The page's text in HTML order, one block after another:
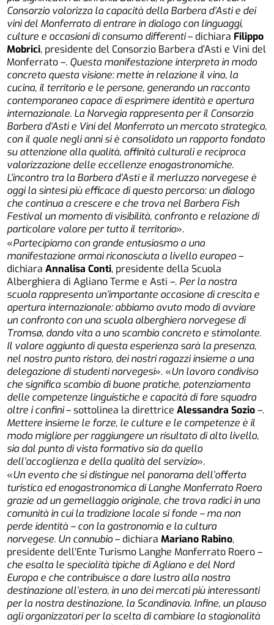
Consorzio valorizza la capacità della Barbera d’Asti e dei
vini del Monferrato di entrare in dialogo con linguaggi,
culture e occasioni di consumo differenti– dichiara Filippo
Mobrici, presidente del Consorzio Barbera d’Asti e Vini del
Monferrato–. Questa manifestazione interpreta in modo
concreto questa visione: mette in relazione il vino, la
cucina, il territorio e le persone, generando un racconto
contemporaneo capace di esprimere identità e apertura
internazionale. La Norvegia rappresenta per il Consorzio
Barbera d’Asti e Vini del Monferrato un mercato strategico,
con il quale negli anni si è consolidato un rapporto fondato
su attenzione alla qualità, affinità culturali e reciproca
valorizzazione delle eccellenze enogastronomiche.
L’incontro tra la Barbera d’Asti e il merluzzo norvegese è
oggi la sintesi più efficace di questo percorso: un dialogo
che continua a crescere e che trova nel Barbera Fish
Festival un momento di visibilità, confronto e relazione di
particolare valore per tutto il territorio».
«Partecipiamo con grande entusiasmo a una
manifestazione ormai riconosciuta a livello europeo–
dichiaraAnnalisa Conti, presidente della Scuola
Alberghiera di Agliano Terme e Asti –. Per la nostra
scuola rappresenta un’importante occasione di crescita e
apertura internazionale: abbiamo avuto modo di avviare
un confronto con una scuola alberghiera norvegese di
Tromsø, dando vita a uno scambio concreto e stimolante.
Il valore aggiunto di questa esperienza sarà la presenza,
nel nostro punto ristoro, dei nostri ragazzi insieme a una
delegazione di studenti norvegesi». «Un lavoro condiviso
che significa scambio di buone pratiche, potenziamento
delle competenze linguistiche e capacità di fare squadra
oltre i confini– sottolinea la direttriceAlessandra Sozio–.
Mettere insieme le forze, le culture e le competenze è il
modo migliore per raggiungere un risultato di alto livello,
sia dal punto di vista formativo sia da quello
dell’accoglienza e della qualità del servizio».
«Un evento che si distingue nel panorama dell’offerta
turistica ed enogastronomica di Langhe Monferrato Roero
grazie ad un gemellaggio originale, che trova radici in una
comunità in cui la tradizione locale si fonde – ma non
perde identità – con la gastronomia e la cultura
norvegese. Un connubio– dichiaraMariano Rabino,
presidente dell’Ente Turismo Langhe Monferrato Roero–
che esalta le specialità tipiche di Agliano e del Nord
Europa e che contribuisce a dare lustro alla nostra
destinazione all’estero, in uno dei mercati più interessanti
per la nostra destinazione, la Scandinavia. Infine, un plauso
agli organizzatori per la scelta di cambiare la stagionalità